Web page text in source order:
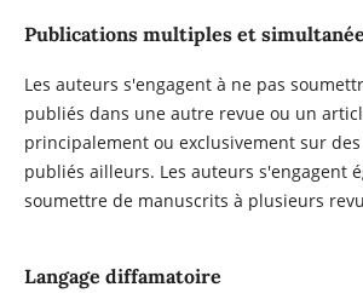
Publications multiples et
Les auteurs s'engagent à ne pas
publiés dans une autre revue ou un
principalement ou exclusivement sur
publiés ailleurs. Les auteurs s'engagent
soumettre de manuscrits à plusieurs
Langage diffamatoire